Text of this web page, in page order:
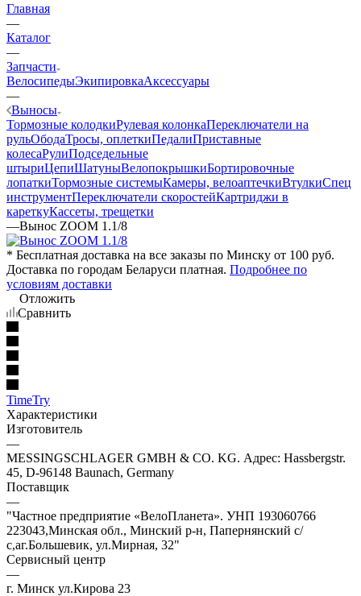
Главная
—
Каталог
—
Запчасти
ВелосипедыЭкипировкаАксессуары
—
Выносы
Тормозные колодкиРулевая колонкаПереключатели на
рульОбодаТросы, оплеткиПедалиПриставные
колесаРулиПодседельные
штыриЦепиШатуныВелопокрышкиБортировочные
лопаткиТормозные системыКамеры, велоаптечкиВтулкиСпец
инструментПереключатели скоростейКартриджи в
кареткуКассеты, трещетки
—Вынос ZOOM 1.1/8
* Бесплатная доставка на все заказы по Минску от 100 руб.
Доставка по городам Беларуси платная. Подробнее по
условиям доставки
Отложить
Сравнить
TimeTry
Характеристики
Изготовитель
—
MESSINGSCHLAGER GMBH & CO. KG. Адрес: Hassbergstr.
45, D-96148 Baunach, Germany
Поставщик
—
"Частное предприятие «ВелоПланета». УНП 193060766
223043,Минская обл., Минский р-н, Папернянский с/
с,аг.Большевик, ул.Мирная, 32"
Сервисный центр
—
г. Минск ул.Кирова 23